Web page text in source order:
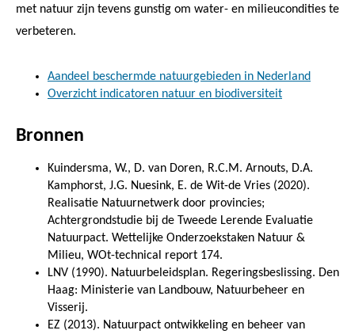
met natuur zijn tevens gunstig om water- en milieucondities te
verbeteren.
Aandeel beschermde natuurgebieden in Nederland
Overzicht indicatoren natuur en biodiversiteit
Bronnen
Kuindersma, W., D. van Doren, R.C.M. Arnouts, D.A.
Kamphorst, J.G. Nuesink, E. de Wit-de Vries (2020).
Realisatie Natuurnetwerk door provincies;
Achtergrondstudie bij de Tweede Lerende Evaluatie
Natuurpact. Wettelijke Onderzoekstaken Natuur &
Milieu, WOt-technical report 174.
LNV (1990). Natuurbeleidsplan. Regeringsbeslissing. Den
Haag: Ministerie van Landbouw, Natuurbeheer en
Visserij.
EZ (2013). Natuurpact ontwikkeling en beheer van